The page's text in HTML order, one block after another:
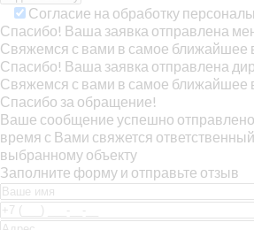
Согласие на обработку
Спасибо! Ваша заявка отправлена
Свяжемся с вами в самое ближайшее
Спасибо! Ваша заявка отправлена
Свяжемся с вами в самое ближайшее
Спасибо за обращение!
Ваше сообщение успешно
время с Вами свяжется
выбранному объекту
Заполните форму и отправьте отзыв